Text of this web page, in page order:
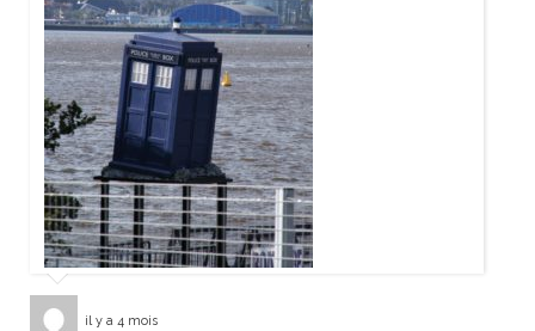
il y a 4 mois